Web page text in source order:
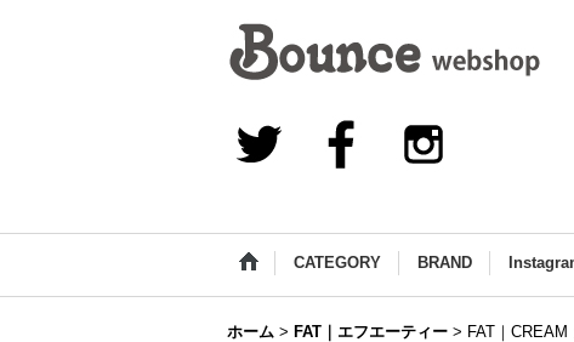
CATEGORY BRAND
ホーム > FAT｜エフエーティー > FAT｜